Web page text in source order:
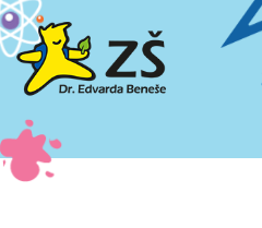
Přejít k hlavnímu obsahu